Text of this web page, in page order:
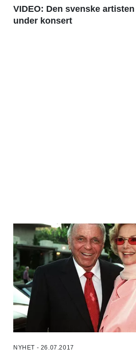
VIDEO: Den svenske
under konsert
NYHET - 26.07.2017